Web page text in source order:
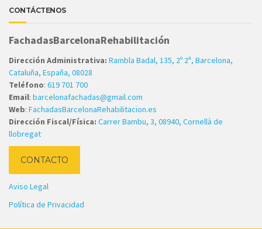
CONTÁCTENOS
FachadasBarcelonaRehabilitación
Dirección Administrativa: Rambla Badal, 135, 2º 2ª, Barcelona,
Cataluña, España, 08028
Teléfono: 619 701 700
Email: barcelonafachadas@gmail.com
Web: FachadasBarcelonaRehabilitacion.es
Dirección Fiscal/Física: Carrer Bambu, 3, 08940, Cornellà de
llobregat
CONTACTO
Aviso Legal
Política de Privacidad